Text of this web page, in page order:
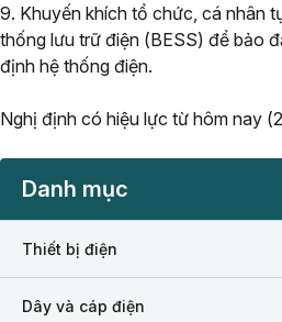
9. Khuyến khích tổ chức, cá nhân
thống lưu trữ điện (BESS) để bảo
định hệ thống điện.
Nghị định có hiệu lực từ hôm nay
Danh mục
Thiết bị điện
Dây và cáp điện